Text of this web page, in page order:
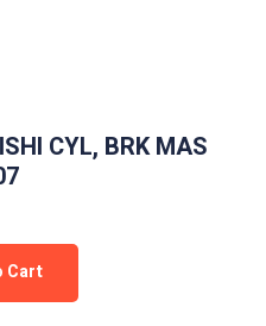
CYL, BRK MAS
Cart